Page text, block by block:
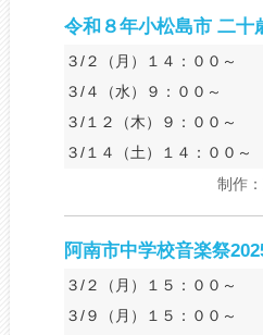
令和８年小松島市 二十
３/２（月）１４：００～
３/４（水）９：００～
３/１２（木）９：００～
３/１４（土）１４：００～
制作
阿南市中学校音楽祭
３/２（月）１５：００～
３/９（月）１５：００～